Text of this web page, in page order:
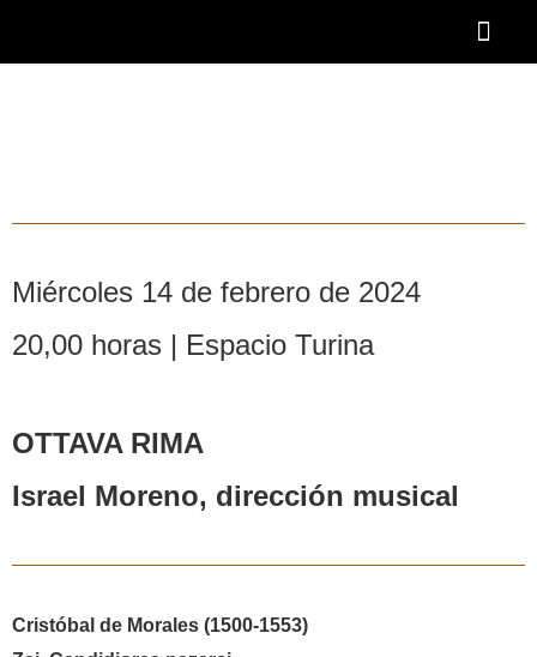
Miércoles 14 de febrero de 2024
20,00 horas | Espacio Turina
OTTAVA RIMA
Israel Moreno, dirección musical
Cristóbal de Morales (1500-1553)